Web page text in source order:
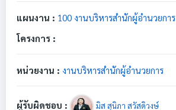
แผนงาน : 100 งานบริหารสำนักผู้อำนวยการ
โครงการ :
หน่วยงาน : งานบริหารสำนักผู้อำนวยการ
ผู้รับผิดชอบ : มิส สุนิภา สวัสดิวงษ์